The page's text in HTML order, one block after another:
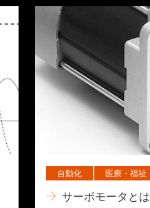
自動化 医療・福祉
サーボモータとは